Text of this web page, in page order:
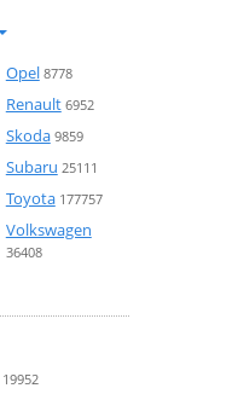
Opel 8778
Renault 6952
Skoda 9859
Subaru 25111
Toyota 177757
Volkswagen
36408
19952